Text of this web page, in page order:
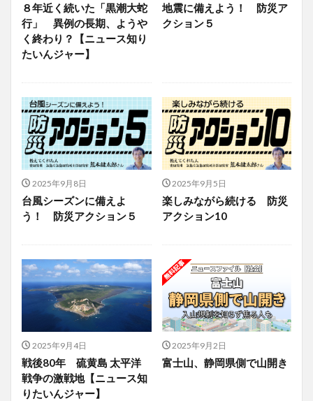
８年近く続いた「黒潮大蛇
行」 異例の長期、ようや
く終わり？【ニュース知り
たいんジャー】
地震に備えよう！ 防災ア
クション５
2025年9月8日
台風シーズンに備えよ
う！ 防災アクション５
2025年9月5日
楽しみながら続ける 防災
アクション10
2025年9月4日
戦後80年 硫黄島 太平洋
戦争の激戦地【ニュース知
りたいんジャー】
2025年9月2日
富士山、静岡県側で山開き